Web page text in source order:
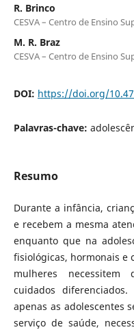
R. Brinco
CESVA – Centro de Ensino
M. R. Braz
CESVA – Centro de Ensino
DOI: https://doi.org/
Palavras-chave:
Resumo
Durante a infância,
e recebem a mesma
enquanto que na
fisiológicas, hormonais e
mulheres necessitem
cuidados
apenas as adolescentes
serviço de saúde,